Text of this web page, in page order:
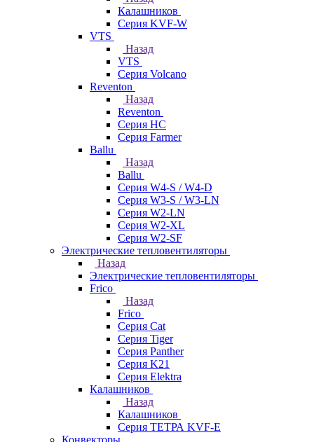
Калашников
Серия KVF-W
VTS
Назад
VTS
Серия Volcano
Reventon
Назад
Reventon
Серия HC
Серия Farmer
Ballu
Назад
Ballu
Серия W4-S / W4-D
Серия W3-S / W3-LN
Серия W2-LN
Серия W2-XL
Серия W2-SF
Электрические тепловентиляторы
Назад
Электрические тепловентиляторы
Frico
Назад
Frico
Серия Cat
Серия Tiger
Серия Panther
Серия K21
Серия Elektra
Калашников
Назад
Калашников
Серия ТЕТРА KVF-E
Конвекторы